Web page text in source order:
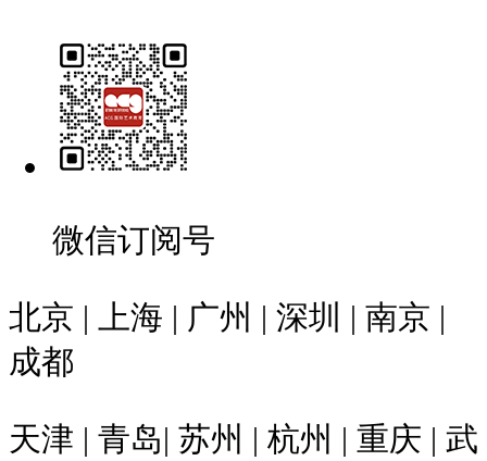
微信订阅号
北京 | 上海 | 广州 | 深圳 | 南京 |
成都
天津 | 青岛| 苏州 | 杭州 | 重庆 | 武